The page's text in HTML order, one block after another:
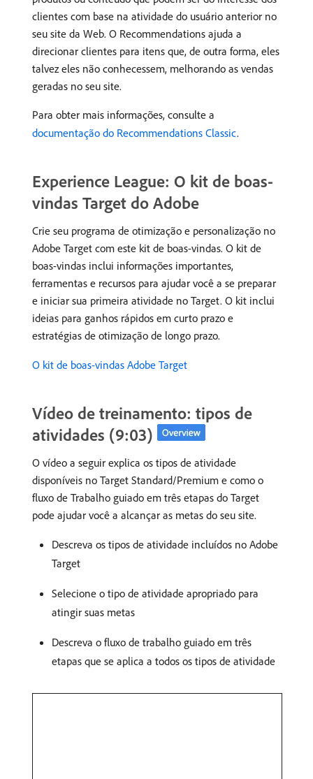
clientes com base na atividade do usuário anterior no
seu site da Web. O Recommendations ajuda a
direcionar clientes para itens que, de outra forma, eles
talvez eles não conhecessem, melhorando as vendas
geradas no seu site.
Para obter mais informações, consulte a
documentação do Recommendations Classic.
Experience League: O kit de boas-
vindas Target do Adobe
Crie seu programa de otimização e personalização no
Adobe Target com este kit de boas-vindas. O kit de
boas-vindas inclui informações importantes,
ferramentas e recursos para ajudar você a se preparar
e iniciar sua primeira atividade no Target. O kit inclui
ideias para ganhos rápidos em curto prazo e
estratégias de otimização de longo prazo.
O kit de boas-vindas Adobe Target
Vídeo de treinamento: tipos de
atividades (9:03)
O vídeo a seguir explica os tipos de atividade
disponíveis no Target Standard/Premium e como o
fluxo de Trabalho guiado em três etapas do Target
pode ajudar você a alcançar as metas do seu site.
Descreva os tipos de atividade incluídos no Adobe
Target
Selecione o tipo de atividade apropriado para
atingir suas metas
Descreva o fluxo de trabalho guiado em três
etapas que se aplica a todos os tipos de atividade